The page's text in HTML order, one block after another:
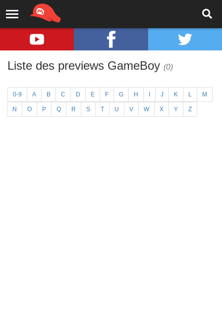
Liste des previews GameBoy (0)
0-9 A B C D E F G H J K L M
N O P Q R S T U V W X Y Z